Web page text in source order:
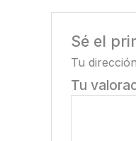
Sé el
Tu
Tu